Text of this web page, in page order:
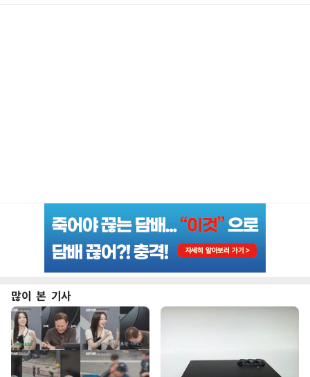
많이 본 기사